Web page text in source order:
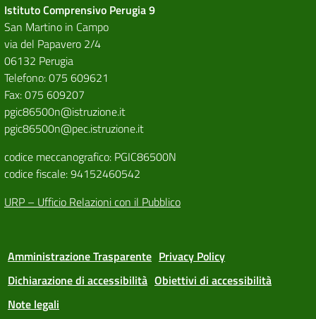
Istituto Comprensivo Perugia 9
San Martino in Campo
via del Papavero 2/4
06132 Perugia
Telefono: 075 609621
Fax: 075 609207
pgic86500n@istruzione.it
pgic86500n@pec.istruzione.it
codice meccanografico: PGIC86500N
codice fiscale: 94152460542
URP – Ufficio Relazioni con il Pubblico
Amministrazione Trasparente Privacy Policy
Dichiarazione di accessibilità Obiettivi di accessibilità
Note legali